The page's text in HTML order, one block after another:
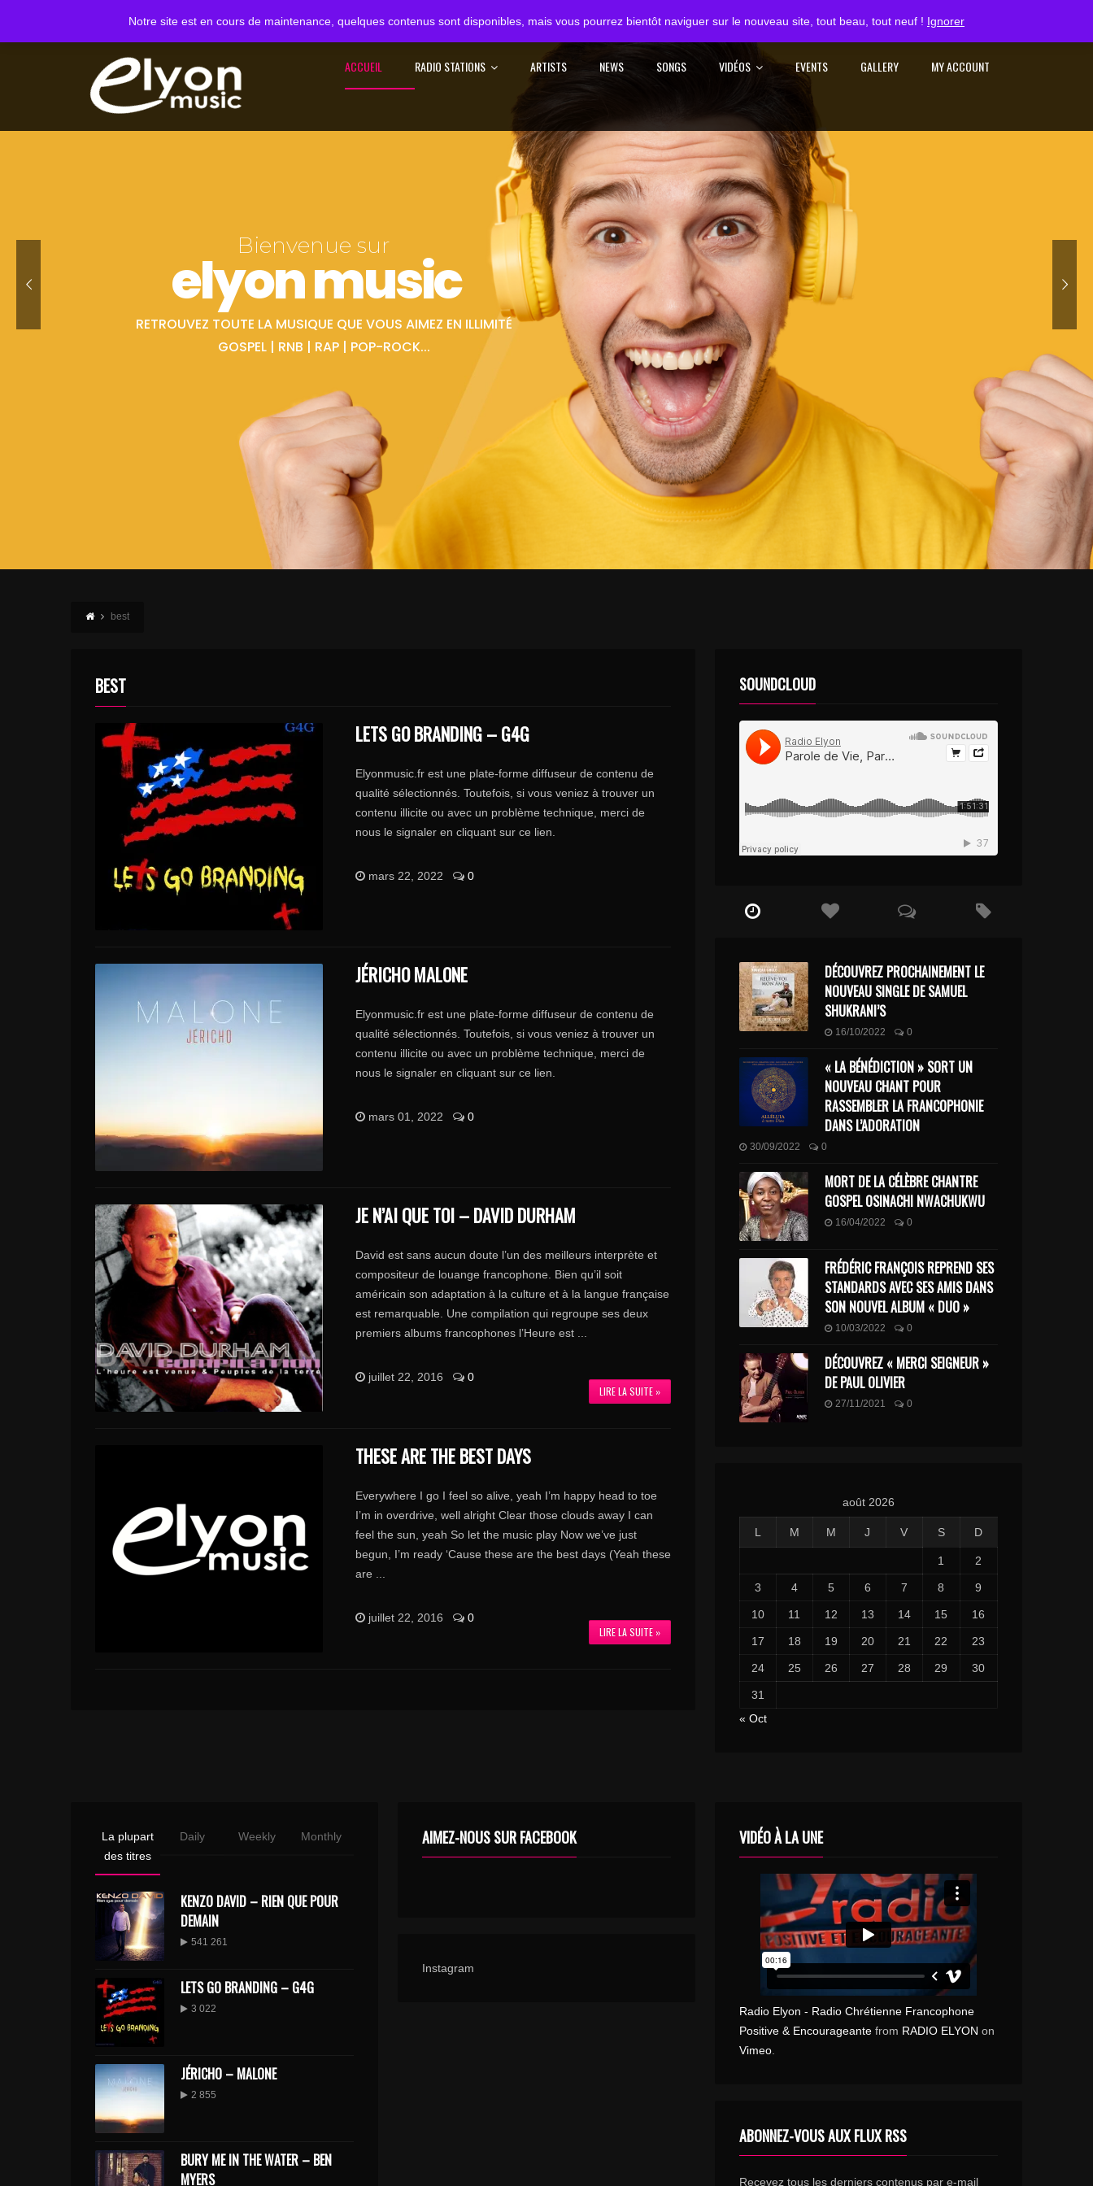
Notre site est en cours de maintenance, quelques contenus sont disponibles, mais vous pourrez bientôt naviguer sur le nouveau site, tout beau, tout neuf ! IgnorerS'IDENTIFIER
ACCUEIL RADIO STATIONS ARTISTS NEWS SONGS VIDÉOS EVENTS GALLERY MY ACCOUNT
Bienvenue sur
elyon music
RETROUVEZ TOUTE LA MUSIQUE QUE VOUS AIMEZ EN ILLIMITÉ
GOSPEL | RNB | RAP | POP-ROCK...
best
BEST
LETS GO BRANDING – G4G
Elyonmusic.fr est une plate-forme diffuseur de contenu de
qualité sélectionnés. Toutefois, si vous veniez à trouver un
contenu illicite ou avec un problème technique, merci de
nous le signaler en cliquant sur ce lien.
mars 22, 2022 0
JÉRICHO MALONE
Elyonmusic.fr est une plate-forme diffuseur de contenu de
qualité sélectionnés. Toutefois, si vous veniez à trouver un
contenu illicite ou avec un problème technique, merci de
nous le signaler en cliquant sur ce lien.
mars 01, 2022 0
JE N’AI QUE TOI – DAVID DURHAM
David est sans aucun doute l’un des meilleurs interprète et
compositeur de louange francophone. Bien qu’il soit
américain son adaptation à la culture et à la langue française
est remarquable. Une compilation qui regroupe ses deux
premiers albums francophones l’Heure est ...
LIRE LA SUITE »
juillet 22, 2016 0
THESE ARE THE BEST DAYS
Everywhere I go I feel so alive, yeah I’m happy head to toe
I’m in overdrive, well alright Clear those clouds away I can
feel the sun, yeah So let the music play Now we’ve just
begun, I’m ready ‘Cause these are the best days (Yeah these
are ...
LIRE LA SUITE »
juillet 22, 2016 0
SOUNDCLOUD
DÉCOUVREZ PROCHAINEMENT LE
NOUVEAU SINGLE DE SAMUEL
SHUKRANI’S
16/10/2022 0
« LA BÉNÉDICTION » SORT UN
NOUVEAU CHANT POUR
RASSEMBLER LA FRANCOPHONIE
DANS L’ADORATION
30/09/2022 0
MORT DE LA CÉLÈBRE CHANTRE
GOSPEL OSINACHI NWACHUKWU
16/04/2022 0
FRÉDÉRIC FRANÇOIS REPREND SES
STANDARDS AVEC SES AMIS DANS
SON NOUVEL ALBUM « DUO »
10/03/2022 0
DÉCOUVREZ « MERCI SEIGNEUR »
DE PAUL OLIVIER
27/11/2021 0
août 2026
L M M J V S D
1 2
3 4 5 6 7 8 9
10 11 12 13 14 15 16
17 18 19 20 21 22 23
24 25 26 27 28 29 30
31
« Oct
La plupart
des titres
Daily Weekly Monthly
KENZO DAVID – RIEN QUE POUR
DEMAIN
541 261
LETS GO BRANDING – G4G
3 022
JÉRICHO – MALONE
2 855
BURY ME IN THE WATER – BEN
MYERS
AIMEZ-NOUS SUR FACEBOOK
Instagram
VIDÉO À LA UNE
Radio Elyon - Radio Chrétienne Francophone
Positive & Encourageantefrom RADIO ELYON on
Vimeo.
ABONNEZ-VOUS AUX FLUX RSS
Recevez tous les derniers contenus par e-mail